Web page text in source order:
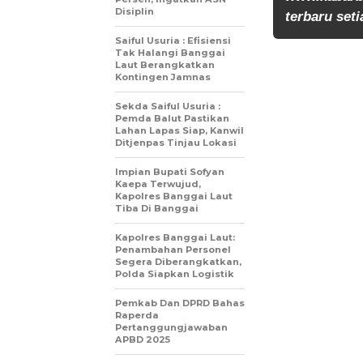
terbaru
Disiplin
Saiful Usuria : Efisiensi
Tak Halangi Banggai
Laut Berangkatkan
Kontingen Jamnas
Sekda Saiful Usuria :
Pemda Balut Pastikan
Lahan Lapas Siap, Kanwil
Ditjenpas Tinjau Lokasi
Impian Bupati Sofyan
Kaepa Terwujud,
Kapolres Banggai Laut
Tiba Di Banggai
Kapolres Banggai Laut:
Penambahan Personel
Segera Diberangkatkan,
Polda Siapkan Logistik
Pemkab Dan DPRD Bahas
Raperda
Pertanggungjawaban
APBD 2025